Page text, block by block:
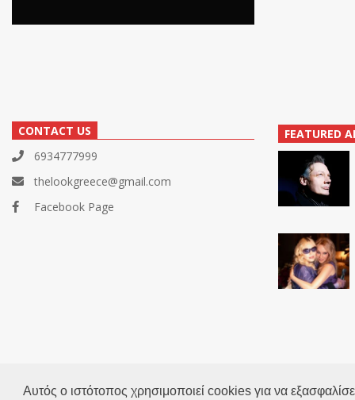
Αυτός ο ιστότοπος χρησιμοποιεί cookies για να
CONTACT US
6934777999
thelookgreece@gmail.com
Facebook Page
FEATURED